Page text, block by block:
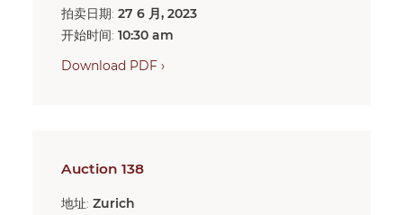
拍卖日期: 27 6 月, 2023
开始时间: 10:30 am
Download PDF ›
Auction 138
地址: Zurich